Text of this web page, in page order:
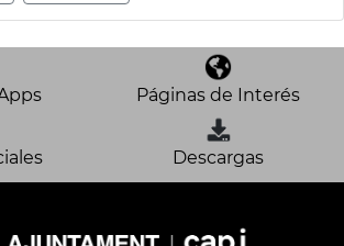
Páginas de Interés
Descargas